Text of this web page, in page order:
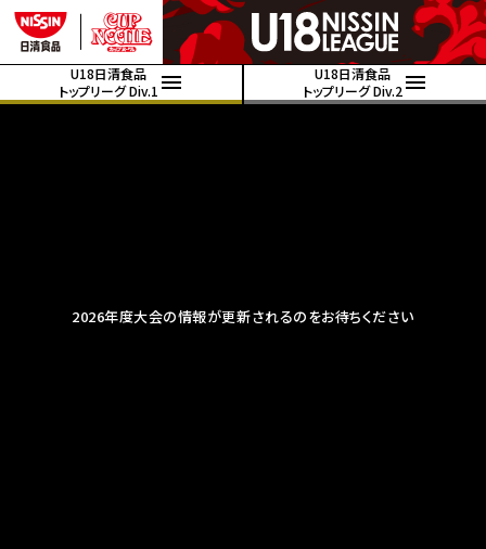
U18日清食品
トップリーグ Div.1
U18日清食品
トップリーグ Div.2
2026年度大会の情報が更新されるのをお待ちください